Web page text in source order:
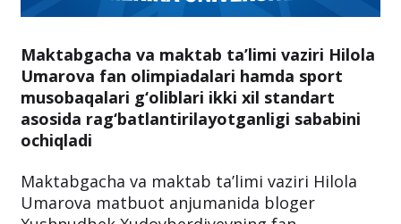
Maktabgacha va maktab ta’limi vaziri Hilola
Umarova fan olimpiadalari hamda sport
musobaqalari g‘oliblari ikki xil standart
asosida rag‘batlantirilayotganligi sababini
ochiqladi
Maktabgacha va maktab ta’limi vaziri Hilola
Umarova matbuot anjumanida bloger